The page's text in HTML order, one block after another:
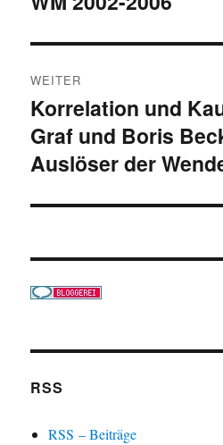
WEITER
Nächster
Beitrag:
Korrelation und
Graf und Boris
Auslöser der
RSS
RSS – Beiträge